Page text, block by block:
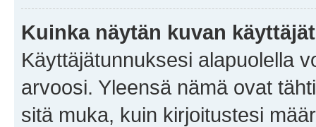
Kuinka näytän kuvan
Käyttäjätunnuksesi alapuolella
arvoosi. Yleensä nämä ovat
sitä muka, kuin kirjoitustesi